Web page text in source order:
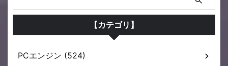
【カテゴリ】
PCエンジン (524)